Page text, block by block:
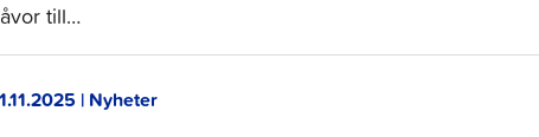
till…
| Nyheter